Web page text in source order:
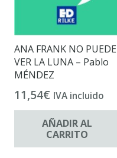
ANA FRANK NO PUEDE
VER LA LUNA – Pablo
MÉNDEZ
11,54€ IVA incluido
AÑADIR AL
CARRITO